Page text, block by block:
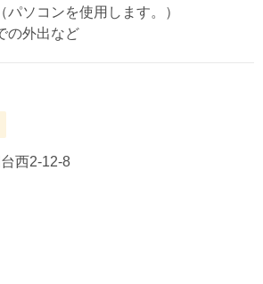
パソコンを使用します。）
の外出など
西2-12-8